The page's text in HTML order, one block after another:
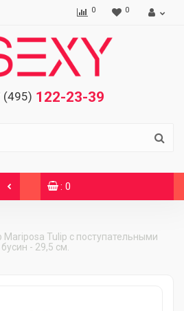
0 0
(495) 122-23-39
: 0
Tulip с поступательными
- 29,5 см.